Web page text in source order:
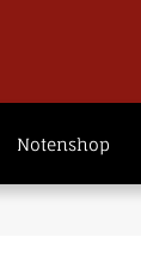
Notenshop